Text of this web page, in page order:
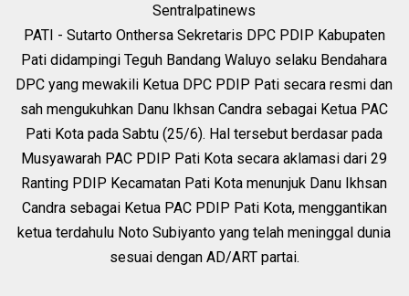
Sentralpatinews
PATI - Sutarto Onthersa Sekretaris DPC PDIP Kabupaten
Pati didampingi Teguh Bandang Waluyo selaku Bendahara
DPC yang mewakili Ketua DPC PDIP Pati secara resmi dan
sah mengukuhkan Danu Ikhsan Candra sebagai Ketua PAC
Pati Kota pada Sabtu (25/6). Hal tersebut berdasar pada
Musyawarah PAC PDIP Pati Kota secara aklamasi dari 29
Ranting PDIP Kecamatan Pati Kota menunjuk Danu Ikhsan
Candra sebagai Ketua PAC PDIP Pati Kota, menggantikan
ketua terdahulu Noto Subiyanto yang telah meninggal dunia
sesuai dengan AD/ART partai.